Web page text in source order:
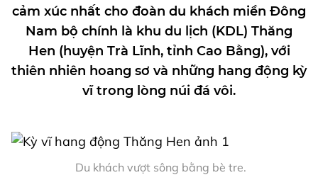
cảm xúc nhất cho đoàn du khách miền Đông
Nam bộ chính là khu du lịch (KDL) Thăng
Hen (huyện Trà Lĩnh, tỉnh Cao Bằng), với
thiên nhiên hoang sơ và những hang động kỳ
vĩ trong lòng núi đá vôi.
Du khách vượt sông bằng bè tre.